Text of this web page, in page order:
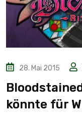
28. Mai 2015
könnte für